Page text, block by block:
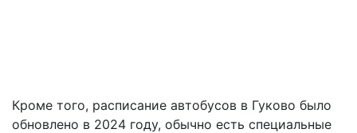
Кроме того, расписание автобусов в Гуково было
обновлено в 2024 году, обычно есть специальные